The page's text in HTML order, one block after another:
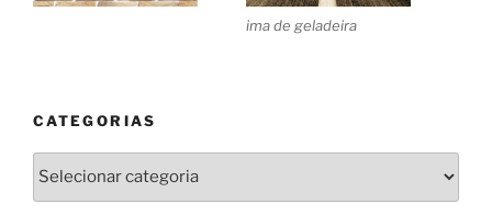
ima de geladeira
CATEGORIAS
Categorias